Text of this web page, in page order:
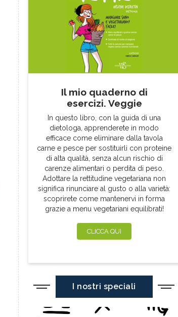
Il mio quaderno di
esercizi. Veggie
In questo libro, con la guida di una
dietologa, apprenderete in modo
efficace come eliminare dalla tavola
carne e pesce per sostituirli con proteine
di alta qualità, senza alcun rischio di
carenze alimentari o perdita di peso.
Adottare la rettitudine vegetariana non
significa rinunciare al gusto o alla varietà:
scoprirete come mantenervi in forma
grazie a menu vegetariani equilibrati!
CLICCA QUI
I nostri speciali